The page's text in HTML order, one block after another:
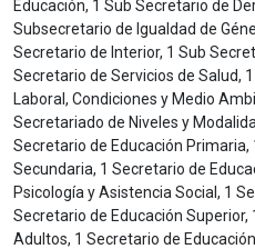
Educación, 1 Sub Secretario de
Subsecretario de Igualdad de
Secretario de Interior, 1 Sub
Secretario de Servicios de Salud,
Laboral, Condiciones y Medio
Secretariado de Niveles y
Secretario de Educación Primaria,
Secundaria, 1 Secretario de
Psicología y Asistencia Social, 1
Secretario de Educación
Adultos, 1 Secretario de